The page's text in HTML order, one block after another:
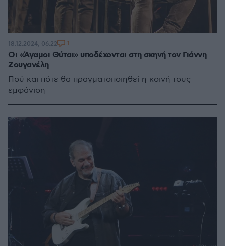
Οι «Άγαμοι Θύται» υποδέχονται στη σκηνή τον Γιάννη
Ζουγανέλη
Πού και πότε θα πραγματοποιηθεί η κοινή τους
εμφάνιση
18.12.2024, 06:22 1